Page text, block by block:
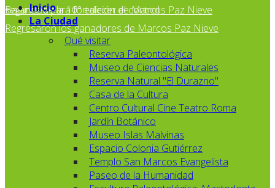
seguridad para fortalecer el control
Balance de la 10° edición de Marcos Paz Nieve
Regresaron los ganadores de Marcos Paz Nieve
Inicio
La Ciudad
Qué visitar
Reserva Paleontológica
Museo de Ciencias Naturales
Reserva Natural "El Durazno"
Casa de la Cultura
Centro Cultural Cine Teatro Roma
Jardín Botánico
Museo Islas Malvinas
Espacio Colonia Gutiérrez
Templo San Marcos Evangelista
Paseo de la Humanidad